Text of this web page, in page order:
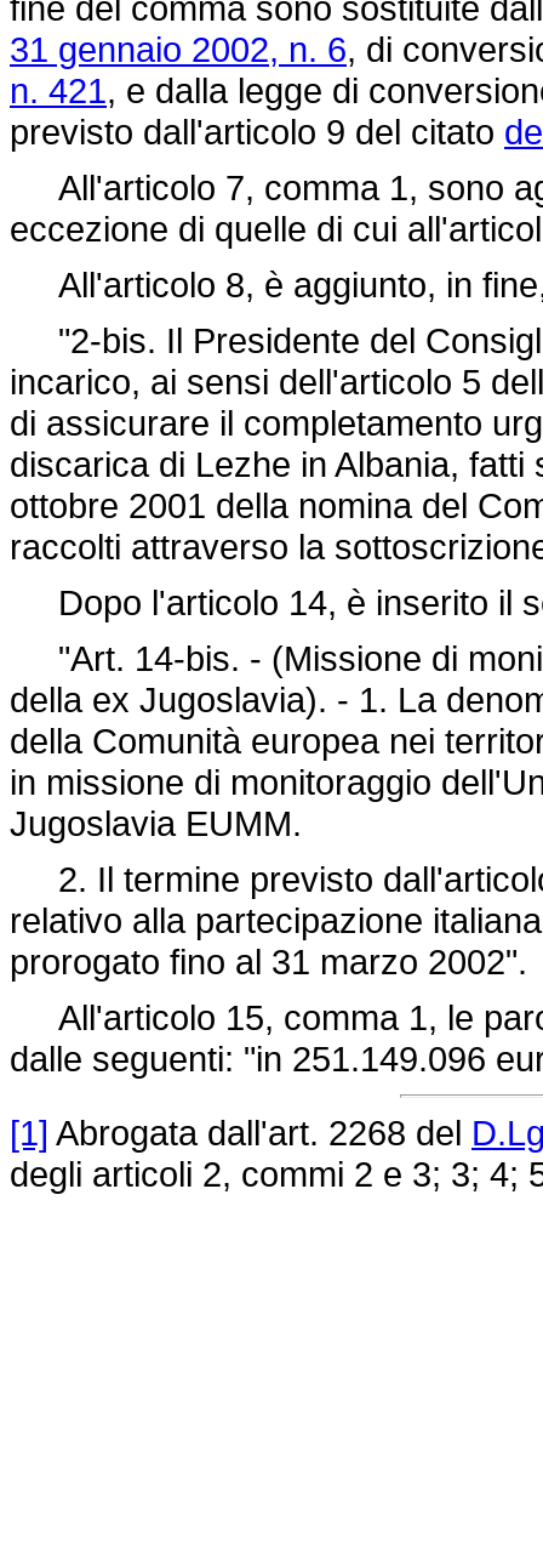
31 gennaio 2002, n. 6, di
n. 421, e dalla legge di
previsto dall'articolo 9 del citato
All'articolo 7, comma 1, sono
eccezione di quelle di cui
All'articolo 8, è aggiunto, in
"2-bis. Il Presidente del
incarico, ai sensi dell'articolo 5
di assicurare il completamento
discarica di Lezhe in Albania,
ottobre 2001 della nomina del
raccolti attraverso la
Dopo l'articolo 14, è inserito il
"Art. 14-bis. - (Missione di
della ex Jugoslavia). - 1. La
della Comunità europea nei
in missione di monitoraggio
Jugoslavia EUMM.
2. Il termine previsto
relativo alla partecipazione
prorogato fino al 31 marzo 2002".
All'articolo 15, comma 1, le
dalle seguenti: "in 251.149.096
[1] Abrogata dall'art. 2268 del
degli articoli 2, commi 2 e 3; 3; 4;